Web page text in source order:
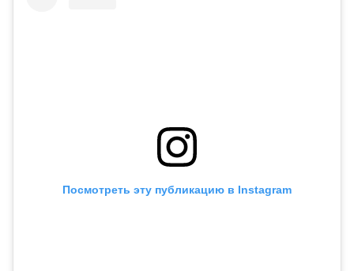
ОРНАЛАСУЫ
ЖОБА ТУРАЛЫ
НЫСАНДАР
ИНФРАҚҰРЫЛЫМ
БАЙЛАНЫС
Посмотреть эту публикацию в Instagram